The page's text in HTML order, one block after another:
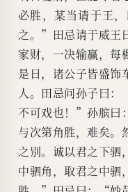
必胜，某当请于王
之。”田忌请于威王
家财，一决输赢，每
是日，诸公子皆盛饰
人。田忌问孙子曰：
不可戏也！”孙膑曰
与次第角胜，难矣。
之别。诚以君之下驷
中驷角，取君之中驷